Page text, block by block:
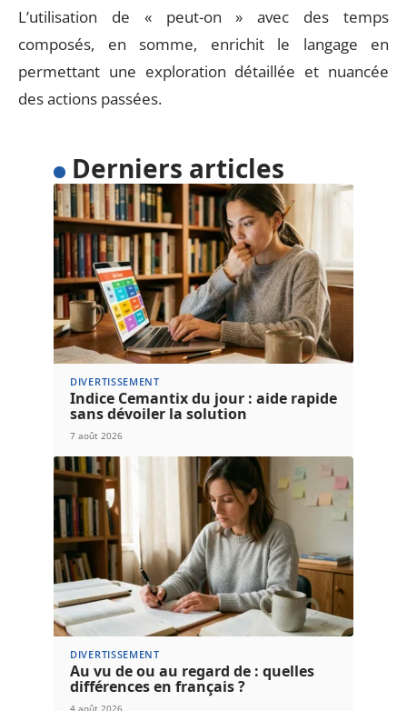
L’utilisation de « peut-on » avec des temps
composés, en somme, enrichit le langage en
permettant une exploration détaillée et nuancée
des actions passées.
Derniers articles
DIVERTISSEMENT
Indice Cemantix du jour : aide rapide
sans dévoiler la solution
7 août 2026
DIVERTISSEMENT
Au vu de ou au regard de : quelles
différences en français ?
4 août 2026